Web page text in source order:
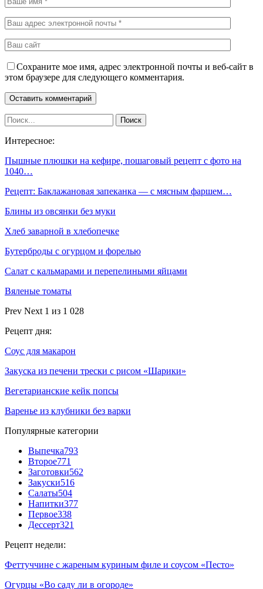
Сохраните мое имя, адрес электронной почты и веб-сайт в
этом браузере для следующего комментария.
Интересное:
Пышные плюшки на кефире, пошаговый рецепт с фото на
1040…
Рецепт: Баклажановая запеканка — с мясным фаршем…
Блины из овсянки без муки
Хлеб заварной в хлебопечке
Бутерброды с огурцом и форелью
Салат с кальмарами и перепелиными яйцами
Вяленые томаты
Prev Next 1 из 1 028
Рецепт дня:
Соус для макарон
Закуска из печени трески с рисом «Шарики»
Вегетарианские кейк попсы
Варенье из клубники без варки
Популярные категории
Выпечка793
Второе771
Заготовки562
Закуски516
Салаты504
Напитки377
Первое338
Дессерт321
Рецепт недели:
Феттуччине с жареным куриным филе и соусом «Песто»
Огурцы «Во саду ли в огороде»